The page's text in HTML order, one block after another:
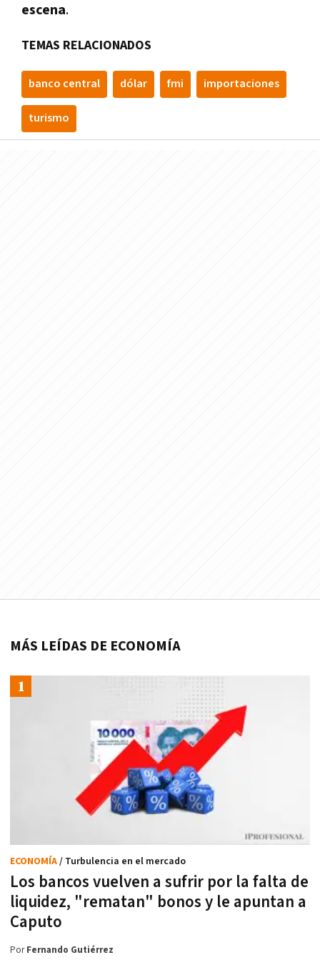
escena.
TEMAS RELACIONADOS
banco central dólar fmi importaciones
turismo
MÁS LEÍDAS DE ECONOMÍA
Los bancos vuelven a sufrir por la falta de
liquidez, "rematan" bonos y le apuntan a
Caputo
ECONOMÍA/ Turbulencia en el mercado
PorFernando Gutiérrez